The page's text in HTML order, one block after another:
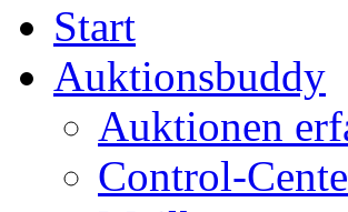
Start
Auktionsbuddy
Auktionen
Control-